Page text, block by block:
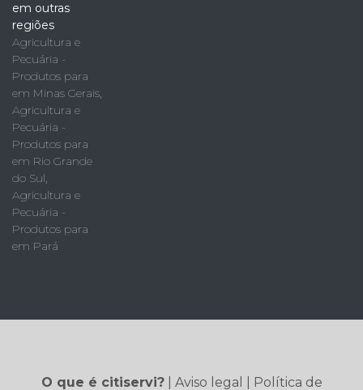
em outras
regiões
Agricultura e
Pecuária -
Produtos para
em Minas Gerais,
Agricultura e
Pecuária -
Produtos para
em Rio Grande
do Sul,
Agricultura e
Pecuária -
Produtos para
em Pará
O que é citiservi?| Aviso legal Política de